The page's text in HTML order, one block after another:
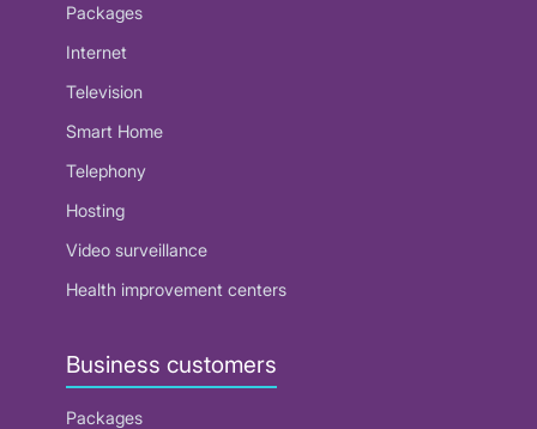
Packages
Internet
Television
Smart Home
Telephony
Hosting
Video surveillance
Health improvement centers
Business customers
Packages